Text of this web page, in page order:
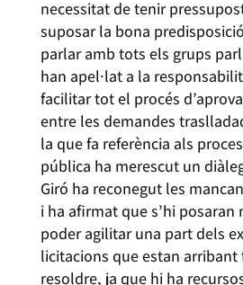
necessitat de tenir
suposar la bona
parlar amb tots els grups
han apel·lat a la
facilitar tot el procés
entre les demandes
la que fa referència als
pública ha merescut un
Giró ha reconegut les
i ha afirmat que s’hi posaran
poder agilitar una part dels
licitacions que estan arribant
resoldre, ja que hi ha